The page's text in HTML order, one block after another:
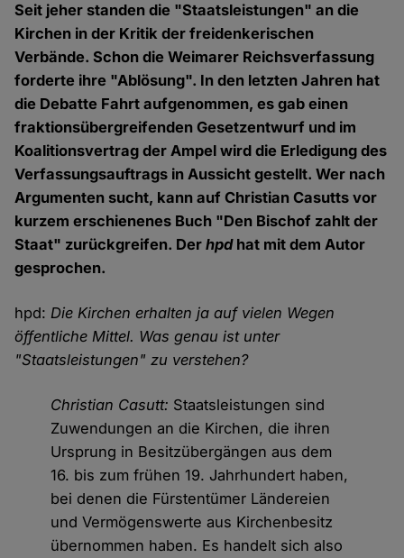
Seit jeher standen die "Staatsleistungen" an die
Kirchen in der Kritik der freidenkerischen
Verbände. Schon die Weimarer Reichsverfassung
forderte ihre "Ablösung". In den letzten Jahren hat
die Debatte Fahrt aufgenommen, es gab einen
fraktionsübergreifenden Gesetzentwurf und im
Koalitionsvertrag der Ampel wird die Erledigung des
Verfassungsauftrags in Aussicht gestellt. Wer nach
Argumenten sucht, kann auf Christian Casutts vor
kurzem erschienenes Buch "Den Bischof zahlt der
Staat" zurückgreifen. Derhpdhat mit dem Autor
gesprochen.
hpd:Die Kirchen erhalten ja auf vielen Wegen
öffentliche Mittel. Was genau ist unter
"Staatsleistungen" zu verstehen?
Christian Casutt: Staatsleistungen sind
Zuwendungen an die Kirchen, die ihren
Ursprung in Besitzübergängen aus dem
16. bis zum frühen 19. Jahrhundert haben,
bei denen die Fürstentümer Ländereien
und Vermögenswerte aus Kirchenbesitz
übernommen haben. Es handelt sich also